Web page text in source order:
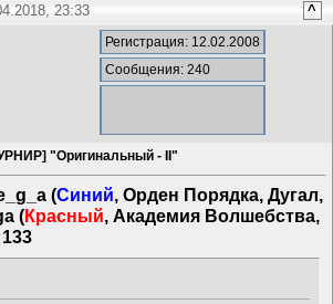
23:33 ^
Регистрация: 12.02.2008
Сообщения: 240
"Оригинальный - II"
(Синий, Орден Порядка, Дугал,
(Красный, Академия Волшебства,